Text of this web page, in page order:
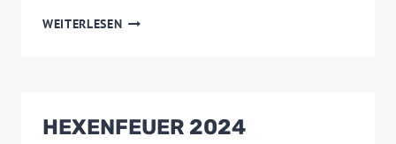
WEITERLESENTOLLE
HEXENFEUER 2024